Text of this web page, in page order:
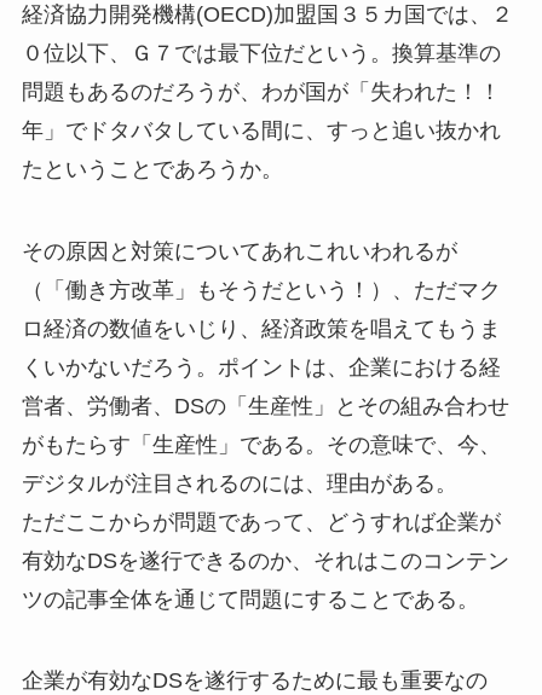
経済協力開発機構(OECD)加盟国３５カ国では、２
０位以下、Ｇ７では最下位だという。換算基準の
問題もあるのだろうが、わが国が「失われた！！
年」でドタバタしている間に、すっと追い抜かれ
たということであろうか。
その原因と対策についてあれこれいわれるが
（「働き方改革」もそうだという！）、ただマク
ロ経済の数値をいじり、経済政策を唱えてもうま
くいかないだろう。ポイントは、企業における経
営者、労働者、DSの「生産性」とその組み合わせ
がもたらす「生産性」である。その意味で、今、
デジタルが注目されるのには、理由がある。
ただここからが問題であって、どうすれば企業が
有効なDSを遂行できるのか、それはこのコンテン
ツの記事全体を通じて問題にすることである。
企業が有効なDSを遂行するために最も重要なの